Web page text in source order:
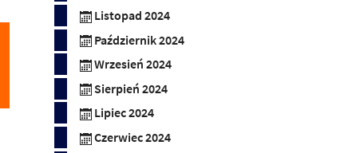
Listopad 2024
Październik 2024
Wrzesień 2024
Sierpień 2024
Lipiec 2024
Czerwiec 2024